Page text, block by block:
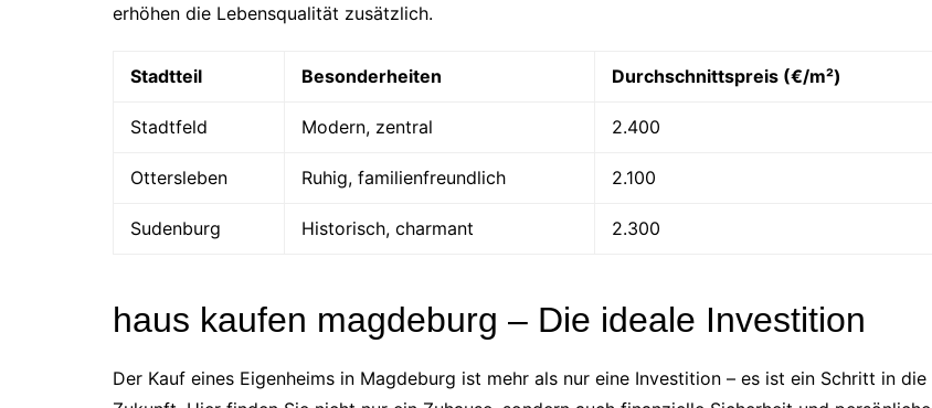
erhöhen die Lebensqualität zusätzlich.
Stadtteil Besonderheiten Durchschnittspreis (€/m²)
Stadtfeld Modern, zentral 2.400
Ottersleben Ruhig, familienfreundlich 2.100
Sudenburg Historisch, charmant 2.300
haus kaufen magdeburg – Die ideale Investition
Der Kauf eines Eigenheims in Magdeburg ist mehr als nur eine Investition – es ist ein Schritt in die